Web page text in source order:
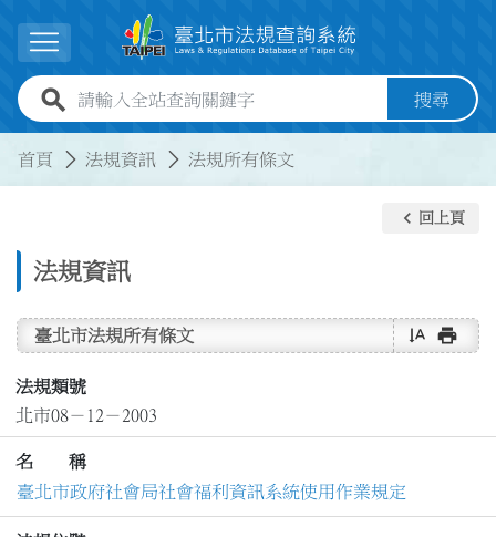
展開選單
全站查詢關鍵字欄位 搜尋
首頁 法規資訊 法規所有條文
法規資訊
keyboard_arrow_left 回上頁
臺北市法規所有條文 text_rotate_vertical print
法規類號
北市08－12－2003
名 稱
臺北市政府社會局社會福利資訊系統使用作業規定